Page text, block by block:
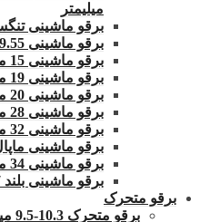
میلیمتر
برقو ماشینی تنگستن
برقو ماشینی 9.55 میلیمتر
برقو ماشینی 15 میلیمتر
برقو ماشینی 19 میلیمتر
برقو ماشینی 20 میلیمتر
برقو ماشینی 28 میلیمتر
برقو ماشینی 32 میلیمتر مارپیچ
برقو ماشینی ماپال 32
برقو ماشینی 34 میلیمتر
برقو ماشینی بلند 19.057 میلیمتر
برقو متحرک
برقو متحرک 10.3-9.5 میلیمتر